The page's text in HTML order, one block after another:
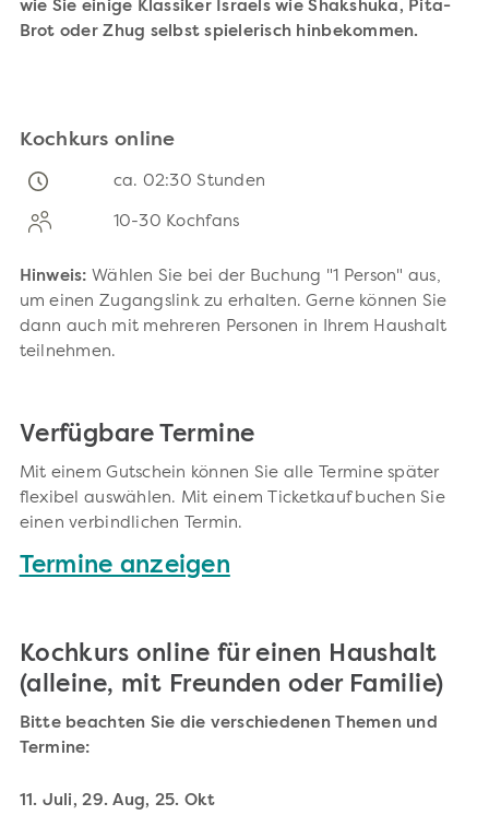
wie Sie einige Klassiker Israels wie Shakshuka, Pita-
Brot oder Zhug selbst spielerisch hinbekommen.
Kochkurs online
ca. 02:30 Stunden
10-30 Kochfans
Hinweis: Wählen Sie bei der Buchung "1 Person" aus,
um einen Zugangslink zu erhalten. Gerne können Sie
dann auch mit mehreren Personen in Ihrem Haushalt
teilnehmen.
Verfügbare Termine
Mit einem Gutschein können Sie alle Termine später
flexibel auswählen. Mit einem Ticketkauf buchen Sie
einen verbindlichen Termin.
Termine anzeigen
Kochkurs online für einen Haushalt
(alleine, mit Freunden oder Familie)
Bitte beachten Sie die verschiedenen Themen und
Termine:
11. Juli, 29. Aug, 25. Okt